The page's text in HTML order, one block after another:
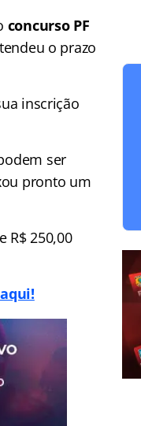
concurso PF
o prazo
inscrição
ser
pronto um
R$ 250,00